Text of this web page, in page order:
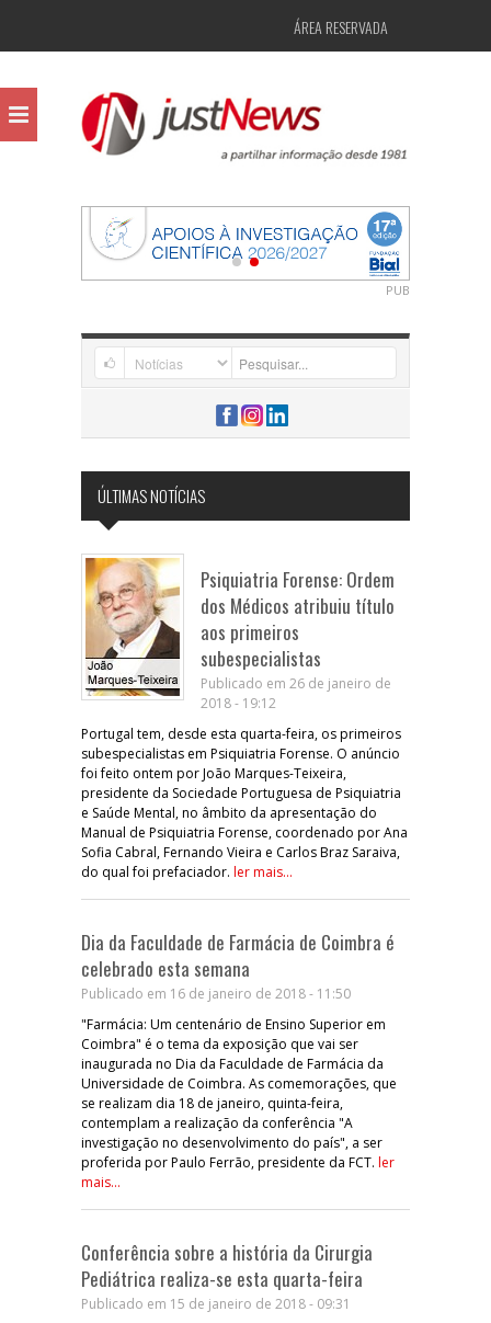
ÁREA RESERVADA
PUB
ÚLTIMAS NOTÍCIAS
Psiquiatria Forense: Ordem
dos Médicos atribuiu título
aos primeiros
subespecialistas
Publicado em 26 de janeiro de
2018 - 19:12
Portugal tem, desde esta quarta-feira, os primeiros
subespecialistas em Psiquiatria Forense. O anúncio
foi feito ontem por João Marques-Teixeira,
presidente da Sociedade Portuguesa de Psiquiatria
e Saúde Mental, no âmbito da apresentação do
Manual de Psiquiatria Forense, coordenado por Ana
Sofia Cabral, Fernando Vieira e Carlos Braz Saraiva,
do qual foi prefaciador. ler mais...
Dia da Faculdade de Farmácia de Coimbra é
celebrado esta semana
Publicado em 16 de janeiro de 2018 - 11:50
"Farmácia: Um centenário de Ensino Superior em
Coimbra" é o tema da exposição que vai ser
inaugurada no Dia da Faculdade de Farmácia da
Universidade de Coimbra. As comemorações, que
se realizam dia 18 de janeiro, quinta-feira,
contemplam a realização da conferência "A
investigação no desenvolvimento do país", a ser
proferida por Paulo Ferrão, presidente da FCT. ler
mais...
Conferência sobre a história da Cirurgia
Pediátrica realiza-se esta quarta-feira
Publicado em 15 de janeiro de 2018 - 09:31